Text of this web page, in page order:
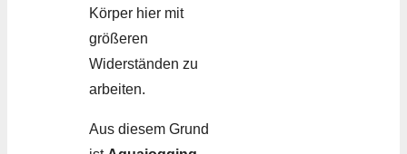
Körper hier mit
größeren
Widerständen zu
arbeiten.
Aus diesem Grund